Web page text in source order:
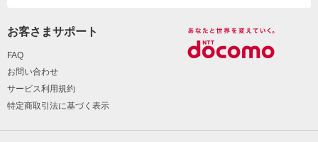
お客さまサポート
FAQ
お問い合わせ
サービス利用規約
特定商取引法に基づく表示